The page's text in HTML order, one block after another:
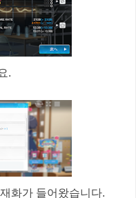
.
화가 들어왔습니다.